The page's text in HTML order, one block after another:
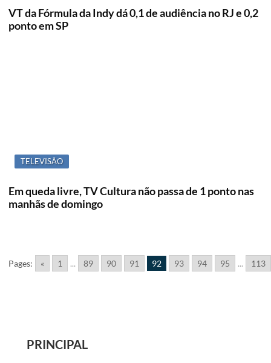
VT da Fórmula da Indy dá 0,1 de audiência no RJ e 0,2
ponto em SP
TELEVISÃO
Em queda livre, TV Cultura não passa de 1 ponto nas
manhãs de domingo
Pages: « 1 ... 89 90 91 92 93 94 95 ... 113
PRINCIPAL